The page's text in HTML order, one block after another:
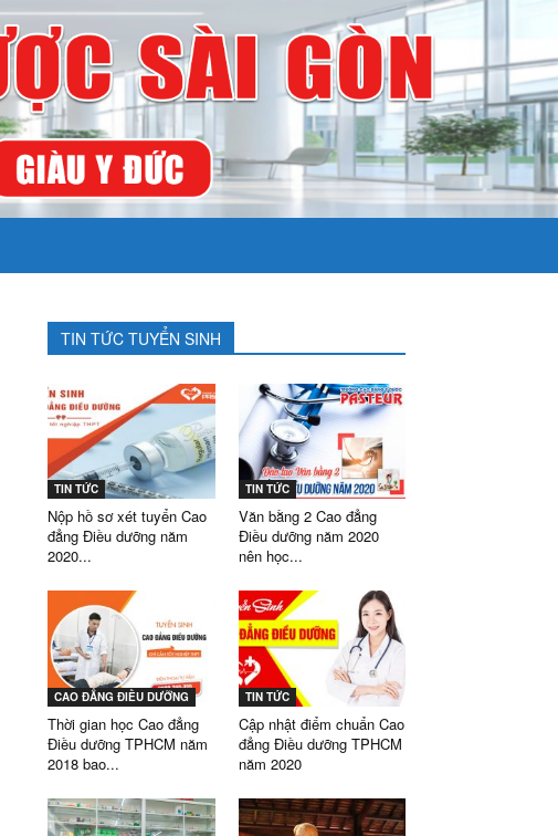
TIN TỨC TUYỂN SINH
TIN TỨC
Nộp hồ sơ xét tuyển Cao
đẳng Điều dưỡng năm
2020...
TIN TỨC
Văn bằng 2 Cao đẳng
Điều dưỡng năm 2020
nên học...
CAO ĐẲNG ĐIỀU DƯỠNG
Thời gian học Cao đẳng
Điều dưỡng TPHCM năm
2018 bao...
TIN TỨC
Cập nhật điểm chuẩn Cao
đẳng Điều dưỡng TPHCM
năm 2020